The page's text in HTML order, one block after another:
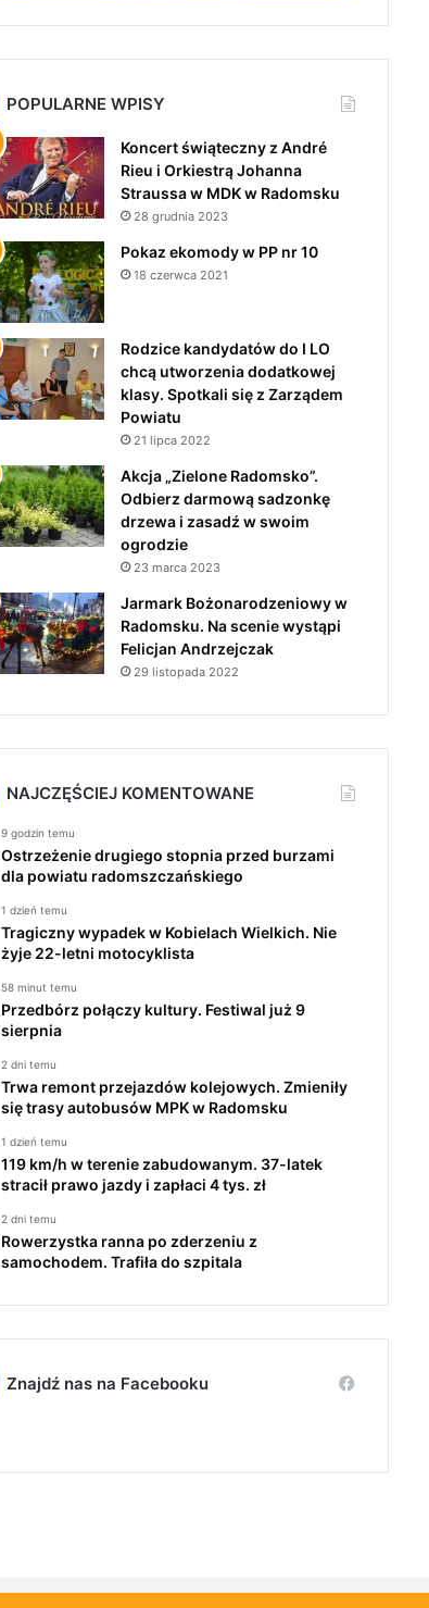
POPULARNE WPISY
Koncert świąteczny z André
Rieu i Orkiestrą Johanna
Straussa w MDK w Radomsku
28 grudnia 2023
Pokaz ekomody w PP nr 10
18 czerwca 2021
Rodzice kandydatów do I LO
chcą utworzenia dodatkowej
klasy. Spotkali się z Zarządem
Powiatu
21 lipca 2022
Akcja „Zielone Radomsko”.
Odbierz darmową sadzonkę
drzewa i zasadź w swoim
ogrodzie
23 marca 2023
Jarmark Bożonarodzeniowy w
Radomsku. Na scenie wystąpi
Felicjan Andrzejczak
29 listopada 2022
NAJCZĘŚCIEJ KOMENTOWANE
9 godzin temu
Ostrzeżenie drugiego stopnia przed burzami
dla powiatu radomszczańskiego
1 dzień temu
Tragiczny wypadek w Kobielach Wielkich. Nie
żyje 22-letni motocyklista
58 minut temu
Przedbórz połączy kultury. Festiwal już 9
sierpnia
2 dni temu
Trwa remont przejazdów kolejowych. Zmieniły
się trasy autobusów MPK w Radomsku
1 dzień temu
119 km/h w terenie zabudowanym. 37-latek
stracił prawo jazdy i zapłaci 4 tys. zł
2 dni temu
Rowerzystka ranna po zderzeniu z
samochodem. Trafiła do szpitala
Znajdź nas na Facebooku